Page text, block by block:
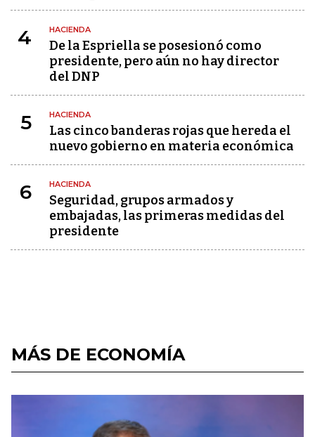
4 HACIENDA
De la Espriella se posesionó como
presidente, pero aún no hay director
del DNP
5 HACIENDA
Las cinco banderas rojas que hereda el
nuevo gobierno en materia económica
6 HACIENDA
Seguridad, grupos armados y
embajadas, las primeras medidas del
presidente
MÁS DE ECONOMÍA